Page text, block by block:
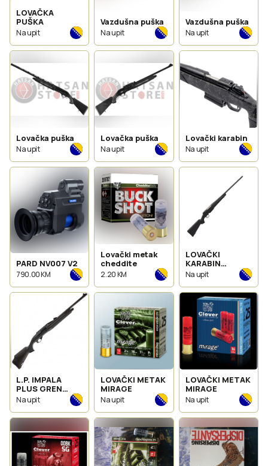
LOVAČKA
PUŠKA
Na upit
Vazdušna puška
Na upit
Vazdušna puška
Na upit
Lovačka puška
Na upit
Lovačka puška
Na upit
Lovački karabin
Na upit
PARD NV007 V2
790.00 KM
Lovački metak
cheddite
2.20 KM
LOVAČKI
KARABIN
WINCHESTER
XPR CAL 223
REM
Na upit
L.P. IMPALA
PLUS GREN
CANTI 12
Na upit
LOVAČKI METAK
MIRAGE
Na upit
LOVAČKI METAK
MIRAGE
Na upit